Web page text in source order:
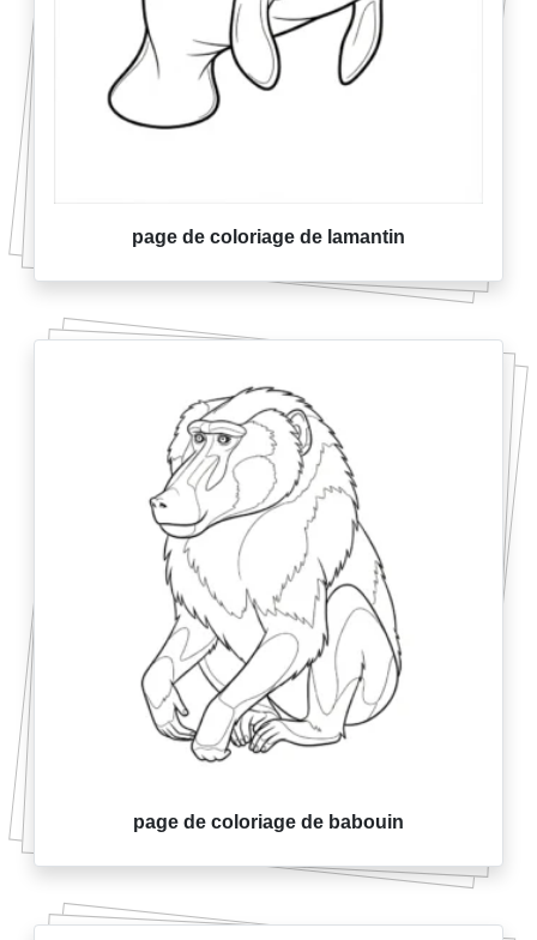
page de coloriage de lamantin
page de coloriage de babouin